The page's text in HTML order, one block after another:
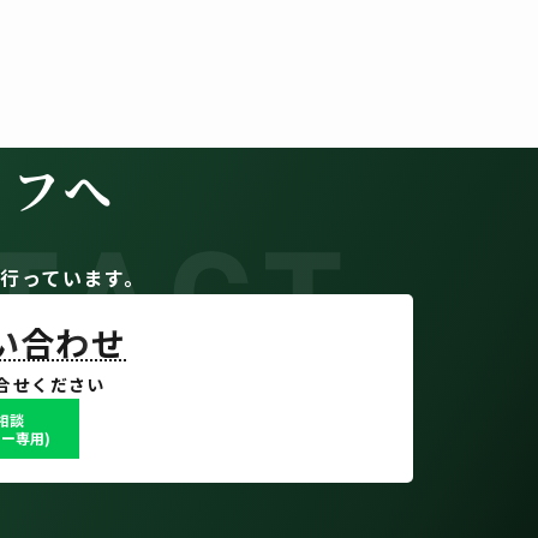
へ
ています。
合わせ
せください
談
専用)